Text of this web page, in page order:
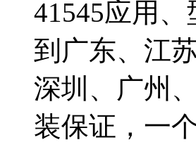
41545应用
到广东、江
深圳、广州
装保证，一